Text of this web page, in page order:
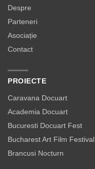
Despre
Parteneri
Asociație
Contact
PROIECTE
Caravana Docuart
Academia Docuart
Bucuresti Docuart Fest
Bucharest Art Film Festival
Brancusi Nocturn